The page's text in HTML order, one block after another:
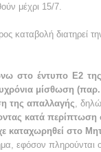
μέχρι 15/7.
καταβολή διατηρεί
στο έντυπο Ε2 της
μίσθωση
της απαλλαγής ,
κατά
καταχωρηθεί στο
εφόσον πληρούνται